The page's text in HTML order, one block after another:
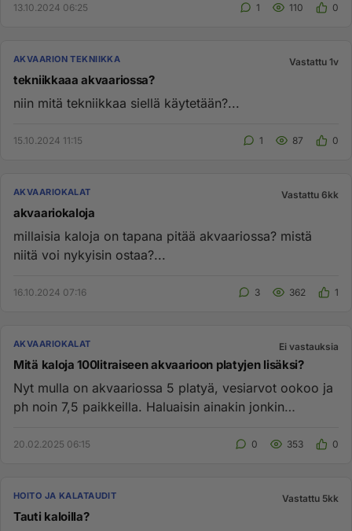
13.10.2024 06:25 1 110 0
AKVAARION TEKNIIKKA Vastattu 1v
tekniikkaaa akvaariossa?
niin mitä tekniikkaa siellä käytetään?...
15.10.2024 11:15 1 87 0
AKVAARIOKALAT Vastattu 6kk
akvaariokaloja
millaisia kaloja on tapana pitää akvaariossa? mistä
niitä voi nykyisin ostaa?...
16.10.2024 07:16 3 362 1
AKVAARIOKALAT Ei vastauksia
Mitä kaloja 100litraiseen akvaarioon platyjen lisäksi?
Nyt mulla on akvaariossa 5 platyä, vesiarvot ookoo ja
ph noin 7,5 paikkeilla. Haluaisin ainakin jonkin
20.02.2025 06:15 0 353 0
HOITO JA KALATAUDIT Vastattu 5kk
Tauti kaloilla?